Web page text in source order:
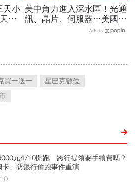
天小
變
美中角力進入深水區！光通
訊、晶片、伺服器…美國制
裁加碼，謝金河示警台灣
Ads by
買一送一
星巴克數位
元4/10開跑 跨行提領要手續費嗎？
卡」防銀行偷跑事件重演